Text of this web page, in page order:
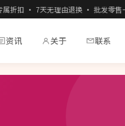
· 7天无理由退换 · 批发零售一体化
资讯 关于 联系